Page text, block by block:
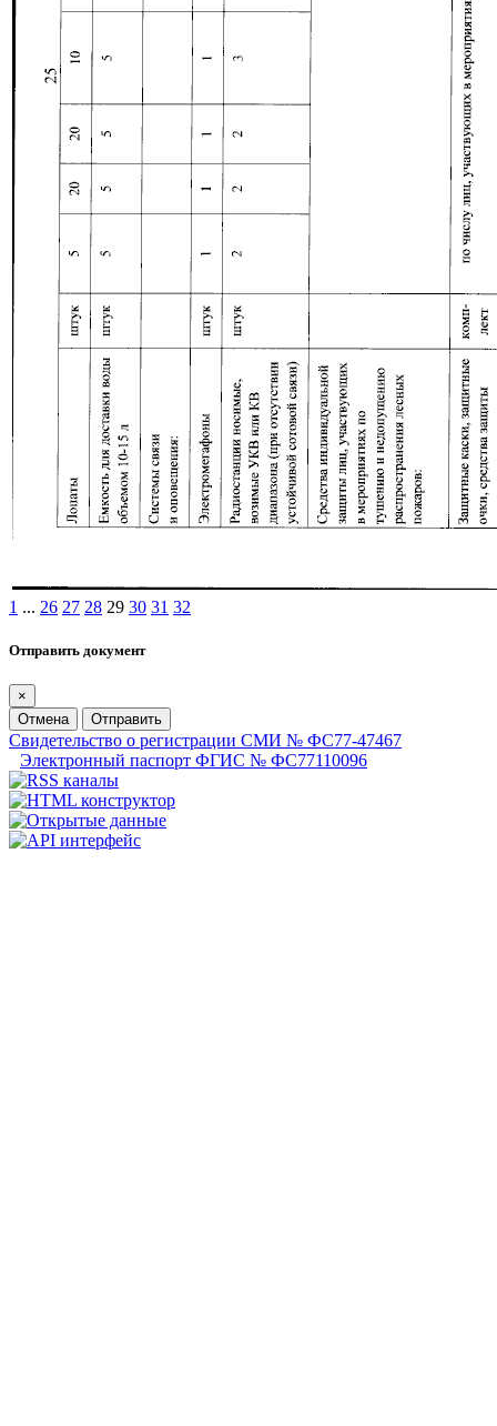
1 ... 26 27 28 29 30 31 32
Отправить документ
×
Отмена
Отправить
Свидетельство о регистрации СМИ № ФС77-47467
Электронный паспорт ФГИС № ФС77110096